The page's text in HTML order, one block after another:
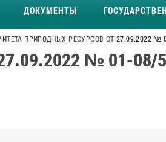
ДОКУМЕНТЫ
ПРИРОДНЫХ РЕСУРСОВ ОТ 27.09.2022
№ 01-08/